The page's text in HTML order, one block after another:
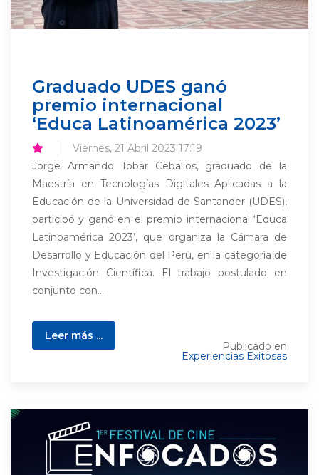
Graduado UDES ganó
premio internacional
‘Educa Latinoamérica 2023’
Viernes, 21 Abril 2023 17:19
Jorge Armando Tobar Ceballos, graduado de la
Maestría en Tecnologías Digitales Aplicadas a la
Educación de la Universidad de Santander (UDES),
participó y ganó en el premio internacional ‘Educa
Latinoamérica 2023’, que organiza la Cámara de
Desarrollo y Educación del Perú, en la categoría de
Investigación Científica. El trabajo postulado en
conjunto con...
Leer más ...
Publicado en
Experiencias Exitosas